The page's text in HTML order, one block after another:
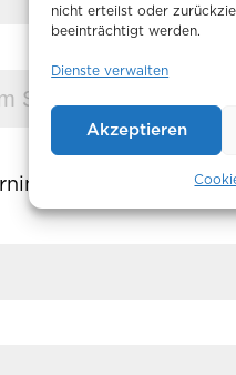
nicht erteilst oder
beeinträchtigt werden.
Dienste verwalten
Akzeptieren
(Blended